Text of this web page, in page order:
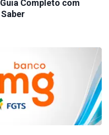
Completo com